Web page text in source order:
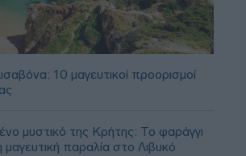
10 μαγευτικοί προορισμοί
μυστικό της Κρήτης: Το φαράγγι
μαγευτική παραλία στο Λιβυκό